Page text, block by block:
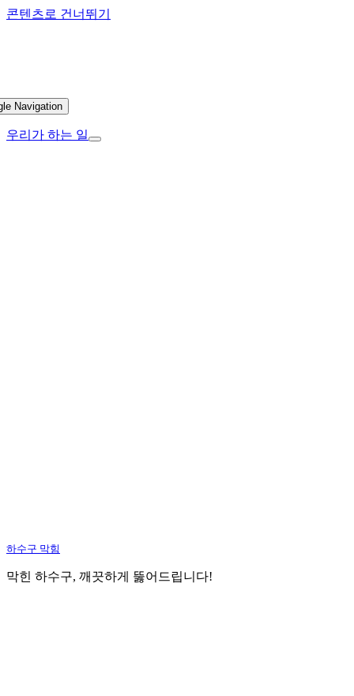
콘텐츠로 건너뛰기
Navigation
우리가 하는 일
하수구 막힘
막힌 하수구, 깨끗하게 뚫어드립니다!